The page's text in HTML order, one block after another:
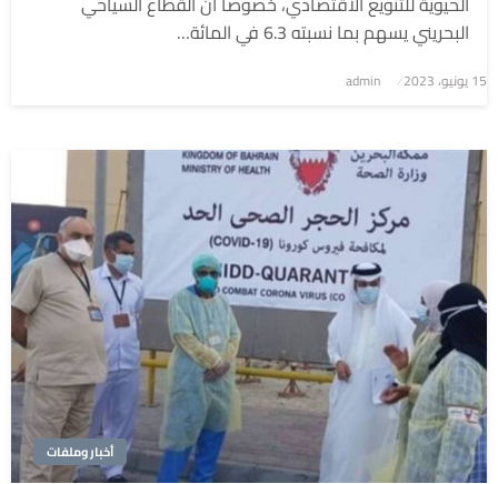
البحريني يسهم بما نسبته 6.3 في المائة…
نُشر
15 يونيو، 2023 admin
أخبار وملفات